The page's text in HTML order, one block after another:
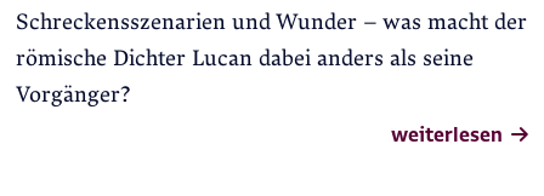
Schreckensszenarien und Wunder – was macht der
römische Dichter Lucan dabei anders als seine
Vorgänger?
weiterlesen